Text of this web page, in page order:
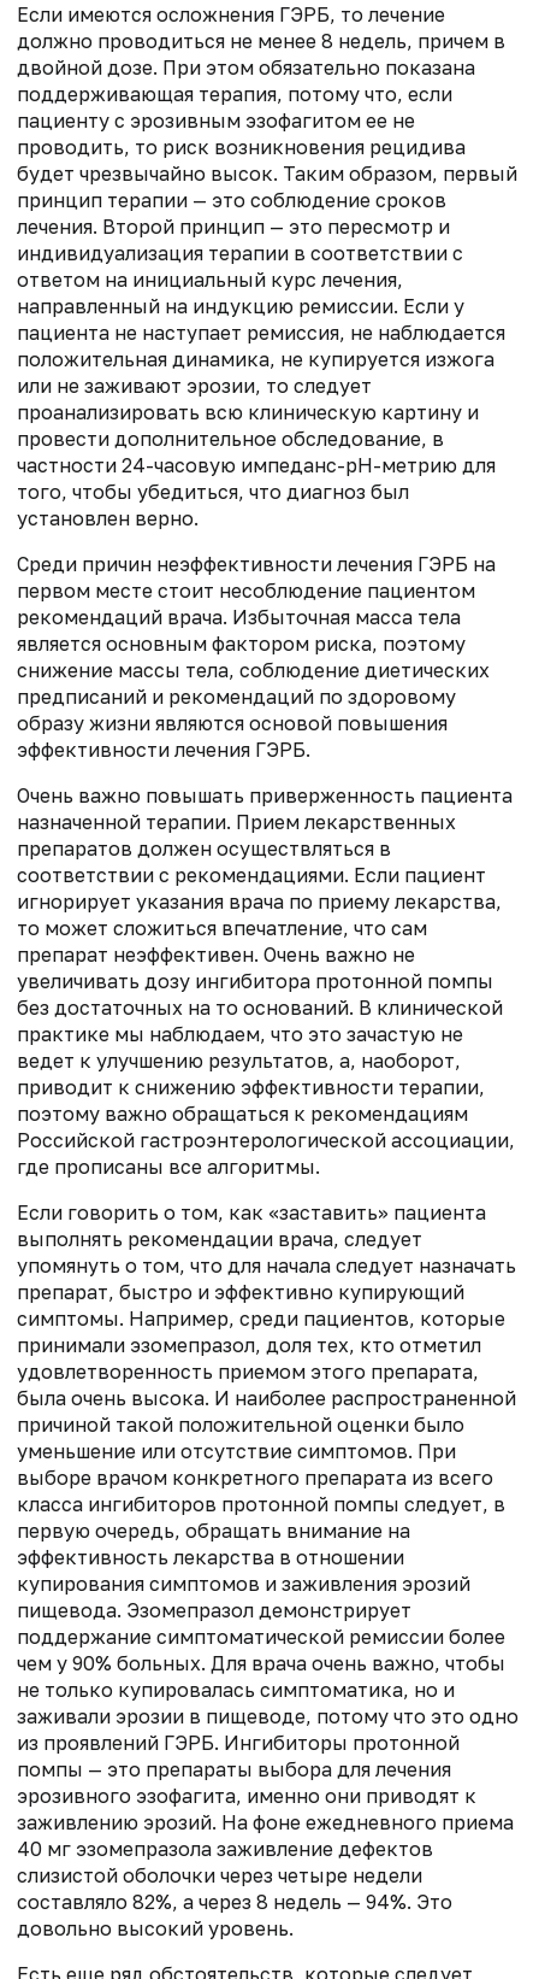
Если имеются осложнения ГЭРБ, то лечение
должно проводиться не менее 8 недель, причем в
двойной дозе. При этом обязательно показана
поддерживающая терапия, потому что, если
пациенту с эрозивным эзофагитом ее не
проводить, то риск возникновения рецидива
будет чрезвычайно высок. Таким образом, первый
принцип терапии — это соблюдение сроков
лечения. Второй принцип — это пересмотр и
индивидуализация терапии в соответствии с
ответом на инициальный курс лечения,
направленный на индукцию ремиссии. Если у
пациента не наступает ремиссия, не наблюдается
положительная динамика, не купируется изжога
или не заживают эрозии, то следует
проанализировать всю клиническую картину и
провести дополнительное обследование, в
частности 24-часовую импеданс-рН-метрию для
того, чтобы убедиться, что диагноз был
установлен верно.
Среди причин неэффективности лечения ГЭРБ на
первом месте стоит несоблюдение пациентом
рекомендаций врача. Избыточная масса тела
является основным фактором риска, поэтому
снижение массы тела, соблюдение диетических
предписаний и рекомендаций по здоровому
образу жизни являются основой повышения
эффективности лечения ГЭРБ.
Очень важно повышать приверженность пациента
назначенной терапии. Прием лекарственных
препаратов должен осуществляться в
соответствии с рекомендациями. Если пациент
игнорирует указания врача по приему лекарства,
то может сложиться впечатление, что сам
препарат неэффективен. Очень важно не
увеличивать дозу ингибитора протонной помпы
без достаточных на то оснований. В клинической
практике мы наблюдаем, что это зачастую не
ведет к улучшению результатов, а, наоборот,
приводит к снижению эффективности терапии,
поэтому важно обращаться к рекомендациям
Российской гастроэнтерологической ассоциации,
где прописаны все алгоритмы.
Если говорить о том, как «заставить» пациента
выполнять рекомендации врача, следует
упомянуть о том, что для начала следует назначать
препарат, быстро и эффективно купирующий
симптомы. Например, среди пациентов, которые
принимали эзомепразол, доля тех, кто отметил
удовлетворенность приемом этого препарата,
была очень высока. И наиболее распространенной
причиной такой положительной оценки было
уменьшение или отсутствие симптомов. При
выборе врачом конкретного препарата из всего
класса ингибиторов протонной помпы следует, в
первую очередь, обращать внимание на
эффективность лекарства в отношении
купирования симптомов и заживления эрозий
пищевода. Эзомепразол демонстрирует
поддержание симптоматической ремиссии более
чем у 90% больных. Для врача очень важно, чтобы
не только купировалась симптоматика, но и
заживали эрозии в пищеводе, потому что это одно
из проявлений ГЭРБ. Ингибиторы протонной
помпы — это препараты выбора для лечения
эрозивного эзофагита, именно они приводят к
заживлению эрозий. На фоне ежедневного приема
40 мг эзомепразола заживление дефектов
слизистой оболочки через четыре недели
составляло 82%, а через 8 недель — 94%. Это
довольно высокий уровень.
Есть еще ряд обстоятельств, которые следует